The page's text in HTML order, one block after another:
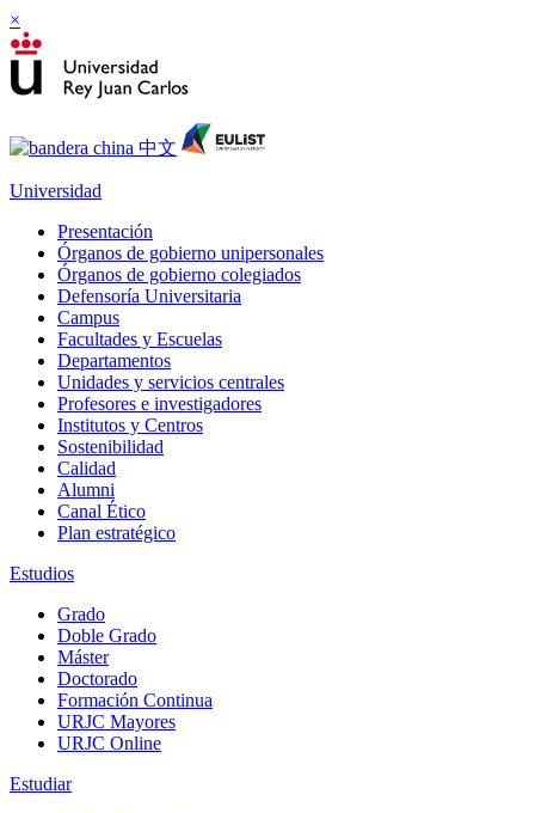
×
Universidad
Presentación
Órganos de gobierno unipersonales
Órganos de gobierno colegiados
Defensoría Universitaria
Campus
Facultades y Escuelas
Departamentos
Unidades y servicios centrales
Profesores e investigadores
Institutos y Centros
Sostenibilidad
Calidad
Alumni
Canal Ético
Plan estratégico
Estudios
Grado
Doble Grado
Máster
Doctorado
Formación Continua
URJC Mayores
URJC Online
Estudiar